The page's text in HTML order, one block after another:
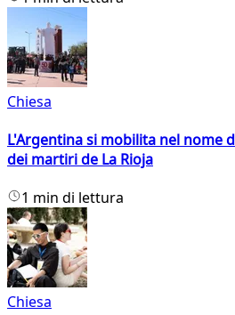
Chiesa
L'Argentina si mobilita nel nome
dei martiri de La Rioja
1 min di lettura
Chiesa